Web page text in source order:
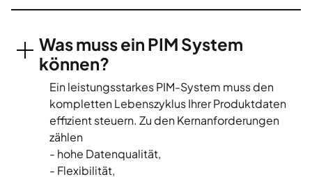
Was muss ein PIM System
können?
Ein leistungsstarkes PIM-System muss den
kompletten Lebenszyklus Ihrer Produktdaten
effizient steuern. Zu den Kernanforderungen
zählen
- hohe Datenqualität,
- Flexibilität,